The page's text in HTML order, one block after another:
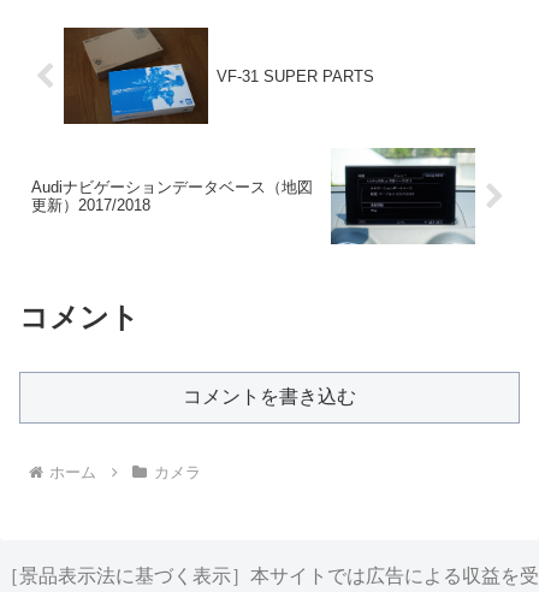
VF-31 SUPER PARTS
Audiナビゲーションデータベース（地図
更新）2017/2018
コメント
コメントを書き込む
ホーム カメラ
［景品表示法に基づく表示］本サイトでは広告による収益を受